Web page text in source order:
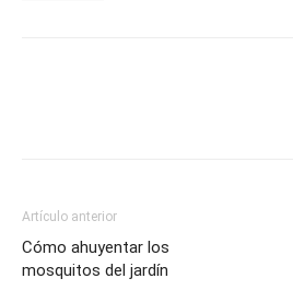
Artículo anterior
Cómo ahuyentar los
mosquitos del jardín